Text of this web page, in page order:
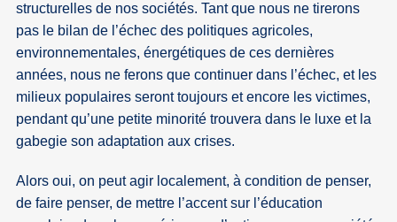
structurelles de nos sociétés. Tant que nous ne tirerons
pas le bilan de l’échec des politiques agricoles,
environnementales, énergétiques de ces dernières
années, nous ne ferons que continuer dans l’échec, et les
milieux populaires seront toujours et encore les victimes,
pendant qu’une petite minorité trouvera dans le luxe et la
gabegie son adaptation aux crises.
Alors oui, on peut agir localement, à condition de penser,
de faire penser, de mettre l’accent sur l’éducation